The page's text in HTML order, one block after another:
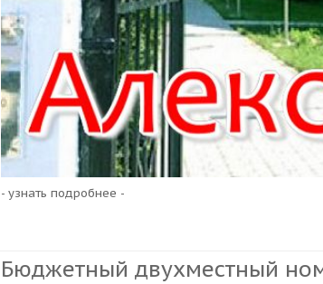
- узнать подробнее -
Бюджетный двухместный